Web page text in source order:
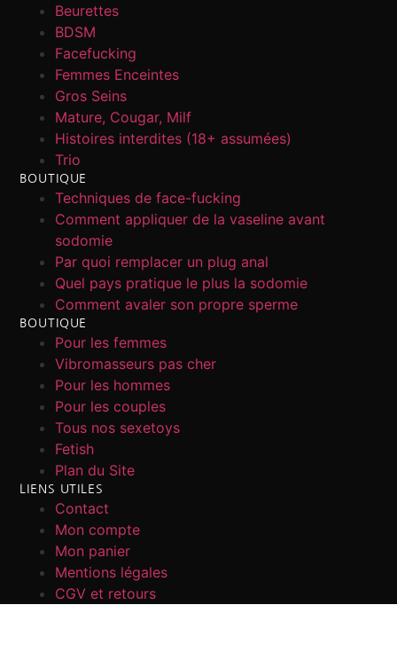
Beurettes
BDSM
Facefucking
Femmes Enceintes
Gros Seins
Mature, Cougar, Milf
Histoires interdites (18+ assumées)
Trio
BOUTIQUE
Techniques de face-fucking
Comment appliquer de la vaseline avant
sodomie
Par quoi remplacer un plug anal
Quel pays pratique le plus la sodomie
Comment avaler son propre sperme
BOUTIQUE
Pour les femmes
Vibromasseurs pas cher
Pour les hommes
Pour les couples
Tous nos sexetoys
Fetish
Plan du Site
LIENS UTILES
Contact
Mon compte
Mon panier
Mentions légales
CGV et retours